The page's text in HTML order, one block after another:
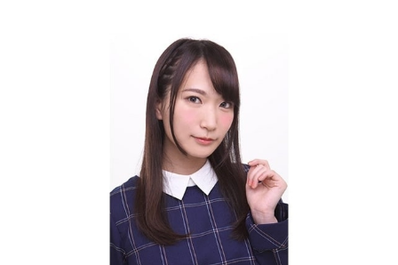
配信・Vtuber トレンド
声優記事一覧
実写化映画一覧
今期アニメ曜日別一覧
夏アニメ